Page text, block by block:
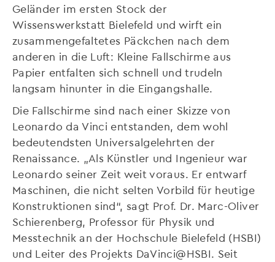
Geländer im ersten Stock der
Wissenswerkstatt Bielefeld und wirft ein
zusammengefaltetes Päckchen nach dem
anderen in die Luft: Kleine Fallschirme aus
Papier entfalten sich schnell und trudeln
langsam hinunter in die Eingangshalle.
Die Fallschirme sind nach einer Skizze von
Leonardo da Vinci entstanden, dem wohl
bedeutendsten Universalgelehrten der
Renaissance. „Als Künstler und Ingenieur war
Leonardo seiner Zeit weit voraus. Er entwarf
Maschinen, die nicht selten Vorbild für heutige
Konstruktionen sind“, sagt Prof. Dr. Marc-Oliver
Schierenberg, Professor für Physik und
Messtechnik an der Hochschule Bielefeld (HSBI)
und Leiter des Projekts DaVinci@HSBI. Seit